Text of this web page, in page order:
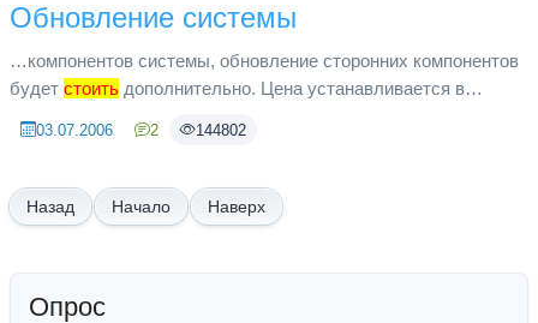
Обновление системы
…компонентов системы, обновление сторонних компонентов
будет стоить дополнительно. Цена устанавливается в
персональном порядке. В случ...
03.07.2006 2 144802
Начало Наверх
Опрос